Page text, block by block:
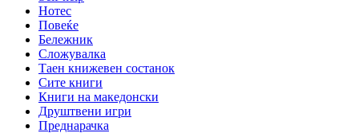
Нотес
Повеќе
Бележник
Сложувалка
Таен книжевен состанок
Сите книги
Книги на македонски
Друштвени игри
Преднарачка